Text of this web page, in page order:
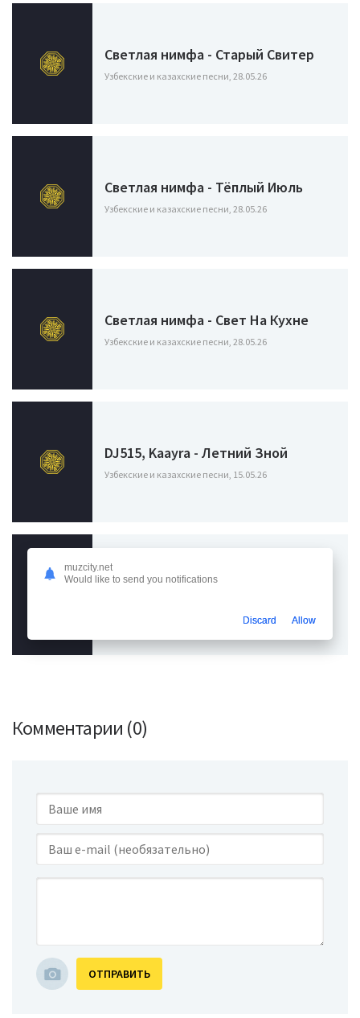
Светлая нимфа - Старый Свитер
Узбекские и казахские песни, 28.05.26
Светлая нимфа - Тёплый Июль
Узбекские и казахские песни, 28.05.26
Светлая нимфа - Свет На Кухне
Узбекские и казахские песни, 28.05.26
DJ515, Kaayra - Летний Зной
Узбекские и казахские песни, 15.05.26
TeeMur - Летний Vibe
Комментарии (0)
ОТПРАВИТЬ
muzcity.net
Would like to send you notifications
Discard Allow